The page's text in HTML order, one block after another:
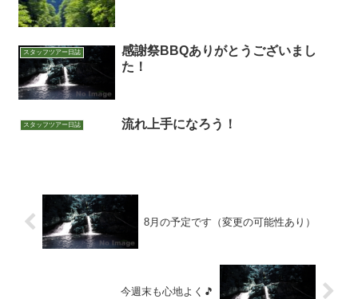
スタッフツアー日誌
感謝祭BBQありがとうございまし
た！
スタッフツアー日誌 流れ上手になろう！
8月の予定です（変更の可能性あり）
今週末も心地よく🎵